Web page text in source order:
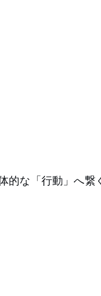
な「行動」へ繋